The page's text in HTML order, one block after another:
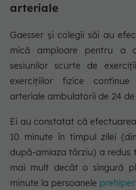
arteriale
Gaesser și colegii săi au
mică amploare pentru a
sesiunilor scurte de
exercițiilor fizice continue
arteriale ambulatorii de 24 de
Ei au constatat că
10 minute în timpul zilei
după-amiaza târziu) a redus
mai mult decât o singură
minute la persoanele